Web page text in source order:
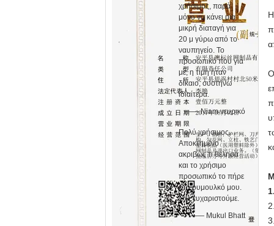
χρήσιμος, παρά
μόνο να κάνει μια
μικρή διαταγή για
20 μ γύρω από το
ναυπηγείο. Το
προσωπικό που για
με, η τιμή ήταν
δίκαιο, συστήνω
ιδιαίτερα.
—— Niam νευρικό
Πολύ χρήσιμος.
Αποκτημένο
ακριβώς τι θέλησα
και το χρήσιμο
προσωπικό το πήρε
στο ρυμουλκό μου.
Σας ευχαριστούμε.
—— Mukul Bhatt
Ο